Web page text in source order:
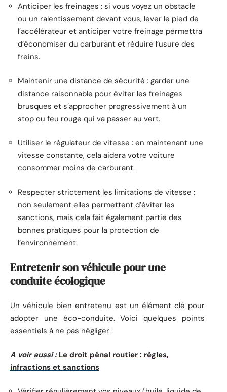
Anticiper les freinages : si vous voyez un obstacle
ou un ralentissement devant vous, lever le pied de
l’accélérateur et anticiper votre freinage permettra
d’économiser du carburant et réduire l’usure des
freins.
Maintenir une distance de sécurité : garder une
distance raisonnable pour éviter les freinages
brusques et s’approcher progressivement à un
stop ou feu rouge qui va passer au vert.
Utiliser le régulateur de vitesse : en maintenant une
vitesse constante, cela aidera votre voiture
consommer moins de carburant.
Respecter strictement les limitations de vitesse :
non seulement elles permettent d’éviter les
sanctions, mais cela fait également partie des
bonnes pratiques pour la protection de
l’environnement.
Entretenir son véhicule pour une
conduite écologique
Un véhicule bien entretenu est un élément clé pour
adopter une éco-conduite. Voici quelques points
essentiels à ne pas négliger :
A voir aussi : Le droit pénal routier : règles,
infractions et sanctions